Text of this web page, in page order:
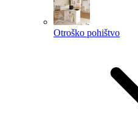
Otroško pohištvo